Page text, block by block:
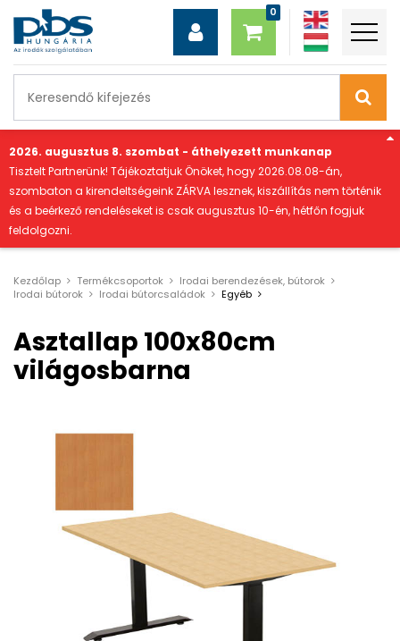
2026. augusztus 8. szombat - áthelyezett munkanap
Tisztelt Partnerünk! Tájékoztatjuk Önöket, hogy 2026.08.08-án,
szombaton a kirendeltségeink ZÁRVA lesznek, kiszállítás nem történik
és a beérkező rendeléseket is csak augusztus 10-én, hétfőn fogjuk
feldolgozni.
Kezdőlap Termékcsoportok
Irodai berendezések, bútorok
Irodai bútorok
Irodai bútorcsaládok Egyéb
Asztallap 100x80cm
világosbarna